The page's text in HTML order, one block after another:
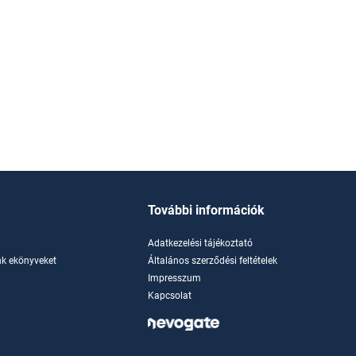
ekönyveket
További információk
Adatkezelési tájékoztató
Általános szerződési feltételek
Impresszum
Kapcsolat